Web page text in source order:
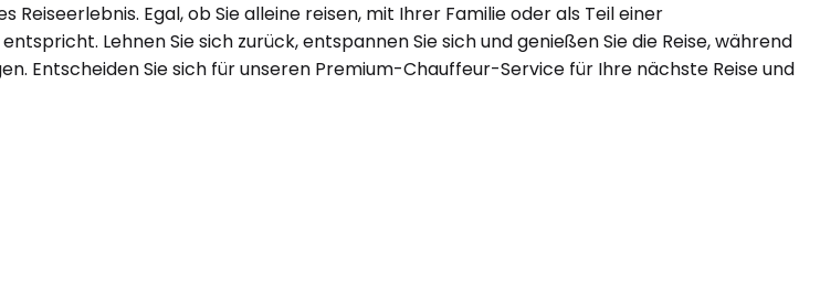
Egal, ob Sie alleine reisen, mit Ihrer Familie oder als Teil einer
Lehnen Sie sich zurück, entspannen Sie sich und genießen Sie die Reise, während
Entscheiden Sie sich für unseren Premium-Chauffeur-Service für Ihre nächste Reise und